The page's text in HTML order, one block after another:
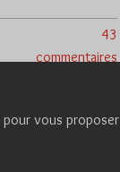
43
commentaires
pour vous proposer